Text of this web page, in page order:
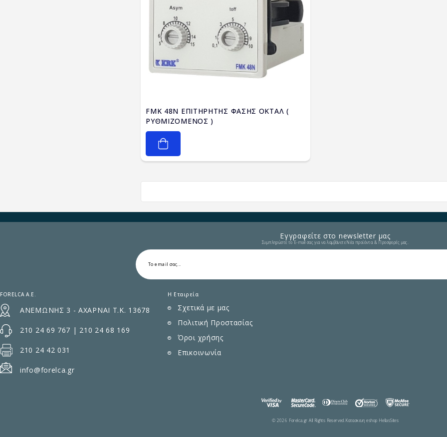
FMK 48N ΕΠΙΤΗΡΗΤΗΣ ΦΑΣΗΣ ΟΚΤΑΛ (
ΡΥΘΜΙΖΟΜΕΝΟΣ )
Εγγραφείτε στο newsletter μας
Συμπληρώστε το E-mail σας για να λαμβάνετε Νέα προϊόντα & Προσφορές μας.
FORELCA A.E.
ΑΝΕΜΩΝΗΣ 3 - ΑΧΑΡΝΑΙ Τ.Κ. 13678
210 24 69 767 | 210 24 68 169
210 24 42 031
info@forelca.gr
Η Εταιρεία
Σχετικά με μας
Πολιτική Προστασίας
Όροι χρήσης
Επικοινωνία
© 2026 Forelca.gr All Rights Reserved.Κατασκευη eshop HellasSites